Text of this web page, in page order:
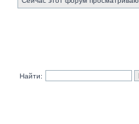
Найти: